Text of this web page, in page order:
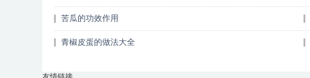
苦瓜的功效作用
青椒皮蛋的做法大全